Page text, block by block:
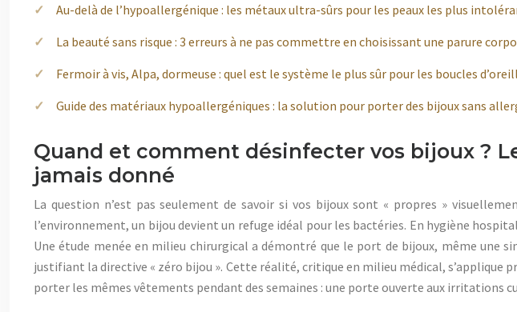
Au-delà de l’hypoallergénique : les métaux ultra-sûrs pour les peaux les plus
La beauté sans risque : 3 erreurs à ne pas commettre en choisissant une parure
Fermoir à vis, Alpa, dormeuse : quel est le système le plus sûr pour les boucles
Guide des matériaux hypoallergéniques : la solution pour porter des bijoux sans
Quand et comment désinfecter vos bijoux ?
jamais donné
La question n’est pas seulement de savoir si vos bijoux sont « propres »
l’environnement, un bijou devient un refuge idéal pour les bactéries. En hygiène
Une étude menée en milieu chirurgical a démontré que le port de bijoux, même une
justifiant la directive « zéro bijou ». Cette réalité, critique en milieu médical,
porter les mêmes vêtements pendant des semaines : une porte ouverte aux irritations